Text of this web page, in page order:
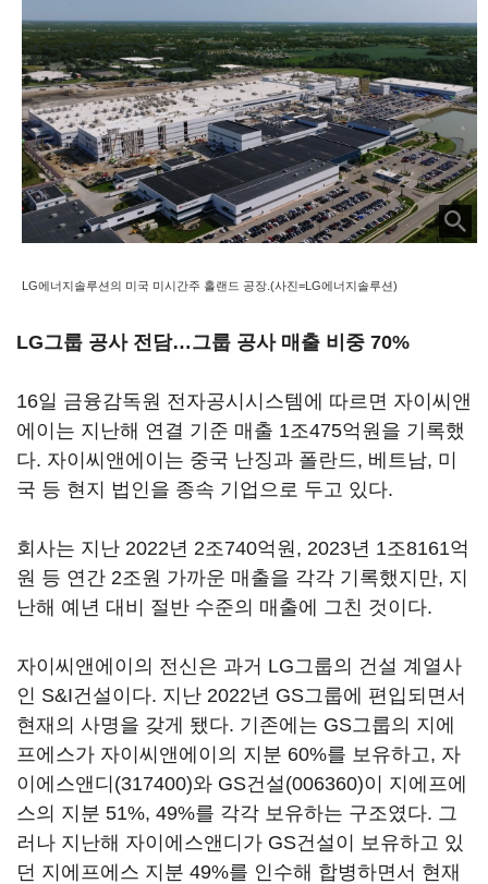
LG에너지솔루션의 미국 미시간주 홀랜드 공장.(사진=LG에너지솔루션)
LG그룹 공사 전담…그룹 공사 매출 비중 70%
16일 금융감독원 전자공시시스템에 따르면 자이씨앤
에이는 지난해 연결 기준 매출 1조475억원을 기록했
다. 자이씨앤에이는 중국 난징과 폴란드, 베트남, 미
국 등 현지 법인을 종속 기업으로 두고 있다.
회사는 지난 2022년 2조740억원, 2023년 1조8161억
원 등 연간 2조원 가까운 매출을 각각 기록했지만, 지
난해 예년 대비 절반 수준의 매출에 그친 것이다.
자이씨앤에이의 전신은 과거 LG그룹의 건설 계열사
인 S&I건설이다. 지난 2022년 GS그룹에 편입되면서
현재의 사명을 갖게 됐다. 기존에는 GS그룹의 지에
프에스가 자이씨앤에이의 지분 60%를 보유하고, 자
이에스앤디(317400)와 GS건설(006360)이 지에프에
스의 지분 51%, 49%를 각각 보유하는 구조였다. 그
러나 지난해 자이에스앤디가 GS건설이 보유하고 있
던 지에프에스 지분 49%를 인수해 합병하면서 현재